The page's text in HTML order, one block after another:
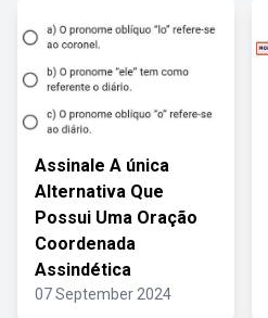
Assinale A única
Alternativa Que
Possui Uma Oração
Coordenada
Assindética
07 September 2024